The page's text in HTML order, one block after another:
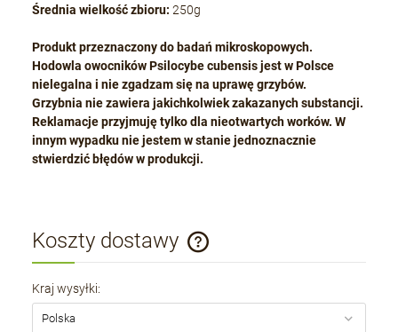
Średnia wielkość zbioru: 250g
Produkt przeznaczony do badań mikroskopowych.
Hodowla owocników Psilocybe cubensis jest w Polsce
nielegalna i nie zgadzam się na uprawę grzybów.
Grzybnia nie zawiera jakichkolwiek zakazanych substancji.
Reklamacje przyjmuję tylko dla nieotwartych worków. W
innym wypadku nie jestem w stanie jednoznacznie
stwierdzić błędów w produkcji.
Koszty dostawy
Cena nie zawiera ewentualnych kosztów płatności
Kraj wysyłki: